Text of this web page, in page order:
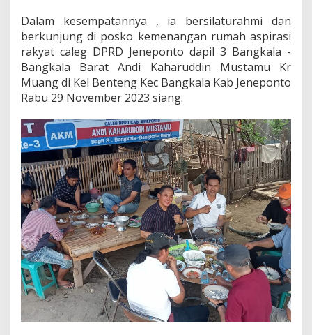
a
D
o
'
a
S
y
u
k
u
r
a
n
B
e
r
s
a
m
a
C
a
l
e
Dalam kesempatannya , ia bersilaturahmi dan
berkunjung di posko kemenangan rumah aspirasi
rakyat caleg DPRD Jeneponto dapil 3 Bangkala -
Bangkala Barat Andi Kaharuddin Mustamu Kr
Muang di Kel Benteng Kec Bangkala Kab Jeneponto
Rabu 29 November 2023 siang.